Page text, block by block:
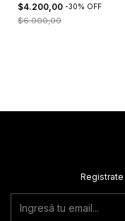
$4.200,00 -30% OFF
$6.000,00